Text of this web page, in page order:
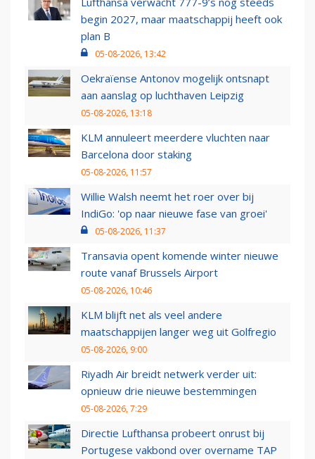
begin 2027, maar maatschappij heeft ook
plan B
05-08-2026, 13:42
Oekraïense Antonov mogelijk ontsnapt
aan aanslag op luchthaven Leipzig
05-08-2026, 13:18
KLM annuleert meerdere vluchten naar
Barcelona door staking
05-08-2026, 11:57
Willie Walsh neemt het roer over bij
IndiGo: 'op naar nieuwe fase van groei'
05-08-2026, 11:37
Transavia opent komende winter nieuwe
route vanaf Brussels Airport
05-08-2026, 10:46
KLM blijft net als veel andere
maatschappijen langer weg uit Golfregio
05-08-2026, 9:00
Riyadh Air breidt netwerk verder uit:
opnieuw drie nieuwe bestemmingen
05-08-2026, 7:29
Directie Lufthansa probeert onrust bij
Portugese vakbond over overname TAP